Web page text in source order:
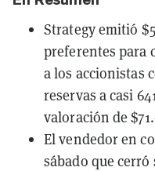
Strategy emitió
preferentes para
a los accionistas
reservas a casi
valoración de
El vendedor en
sábado que